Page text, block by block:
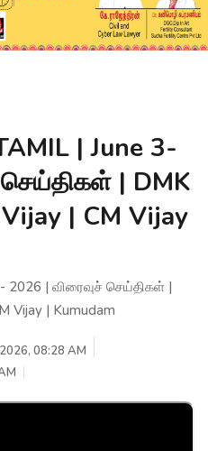
| June 3-
| DMK
| CM Vijay
2026 | விரைவுச் செய்திகள் |
Vijay | Kumudam
08:28 AM